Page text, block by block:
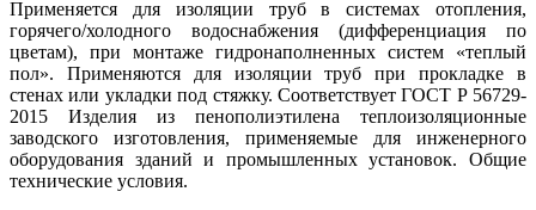
Применяется для изоляции труб в системах отопления,
горячего/холодного водоснабжения (дифференциация по
цветам), при монтаже гидронаполненных систем «теплый
пол». Применяются для изоляции труб при прокладке в
стенах или укладки под стяжку. Соответствует ГОСТ Р 56729-
2015 Изделия из пенополиэтилена теплоизоляционные
заводского изготовления, применяемые для инженерного
оборудования зданий и промышленных установок. Общие
технические условия.